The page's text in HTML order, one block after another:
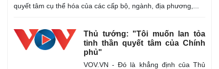
quyết tâm cụ thể hóa của các cấp bộ, ngành, địa phương,...
Thủ tướng: "Tôi muốn lan tỏa
tinh thần quyết tâm của Chính
phủ"
VOV.VN - Đó là khẳng định của Thủ